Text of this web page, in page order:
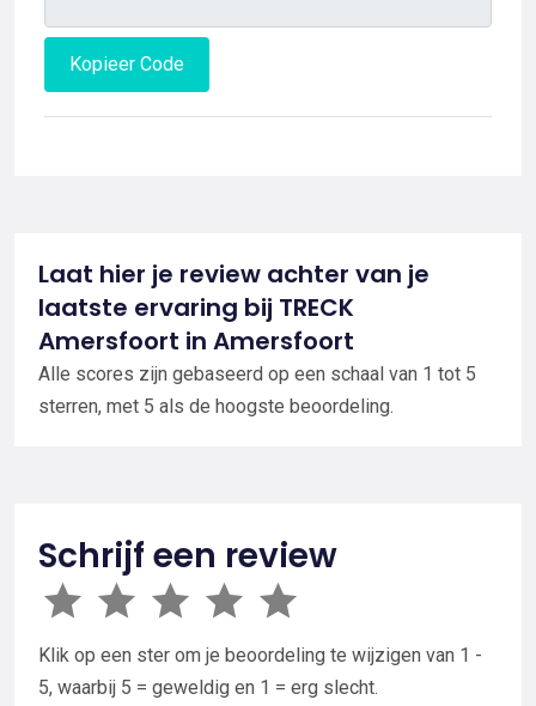
Kopieer Code
Laat hier je review achter van je
laatste ervaring bij TRECK
Amersfoort in Amersfoort
Alle scores zijn gebaseerd op een schaal van 1 tot 5
sterren, met 5 als de hoogste beoordeling.
Schrijf een review
Klik op een ster om je beoordeling te wijzigen van 1 -
5, waarbij 5 = geweldig en 1 = erg slecht.